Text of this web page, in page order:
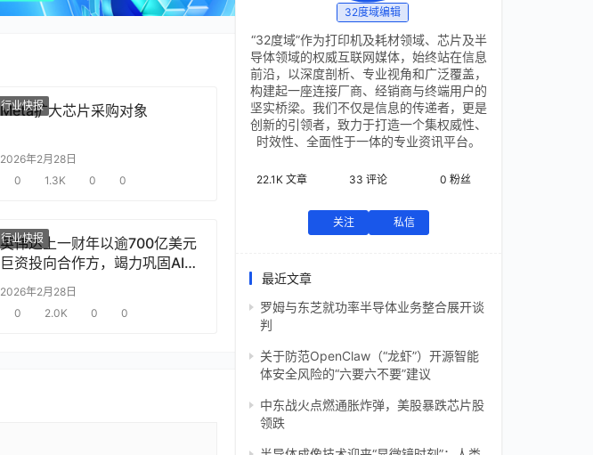
行业快报
Meta扩大芯片采购对象
2026年2月28日
0
1.3K 0 0
行业快报
英伟达上一财年以逾700亿美元
巨资投向合作方，竭力巩固AI芯
片需求
2026年2月28日
0
2.0K 0 0
32度域编辑
“32度域”作为打印机及耗材领域、芯片及半
导体领域的权威互联网媒体，始终站在信息
前沿，以深度剖析、专业视角和广泛覆盖，
构建起一座连接厂商、经销商与终端用户的
坚实桥梁。我们不仅是信息的传递者，更是
创新的引领者，致力于打造一个集权威性、
时效性、全面性于一体的专业资讯平台。
22.1K 文章 33 评论 0 粉丝
关注 私信
最近文章
罗姆与东芝就功率半导体业务整合展开谈
判
关于防范OpenClaw（“龙虾”）开源智能
体安全风险的“六要六不要”建议
中东战火点燃通胀炸弹，美股暴跌芯片股
领跌